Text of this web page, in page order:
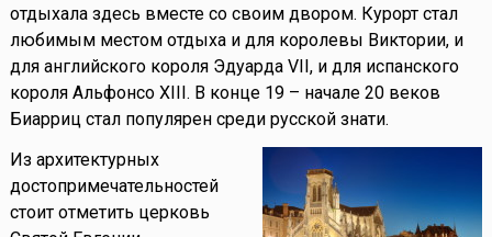
отдыхала здесь вместе со своим двором. Курорт стал
любимым местом отдыха и для королевы Виктории, и
для английского короля Эдуарда VII, и для испанского
короля Альфонсо XIII. В конце 19 – начале 20 веков
Биарриц стал популярен среди русской знати.
Из архитектурных
достопримечательностей
стоит отметить церковь